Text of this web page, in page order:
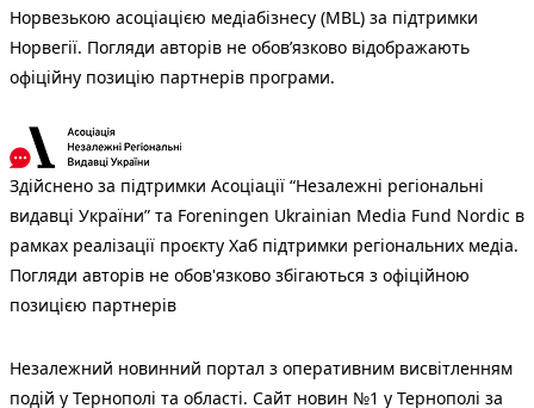
Норвезькою асоціацією медіабізнесу (MBL) за підтримки
Норвегії. Погляди авторів не обов’язково відображають
офіційну позицію партнерів програми.
Здійснено за підтримки Асоціації “Незалежні регіональні
видавці України” та Foreningen Ukrainian Media Fund Nordic в
рамках реалізації проєкту Хаб підтримки регіональних медіа.
Погляди авторів не обов'язково збігаються з офіційною
позицією партнерів
Незалежний новинний портал з оперативним висвітленням
подій у Тернополі та області. Сайт новин №1 у Тернополі за